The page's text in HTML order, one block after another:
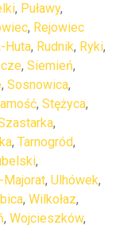
, Puławy,
, Rejowiec
Huta, Rudnik, Ryki,
, Siemień,
, Sosnowica,
, Stężyca,
,
, Tarnogród,
,
Majorat, Ulhówek,
, Wilkołaz,
, Wojcieszków,